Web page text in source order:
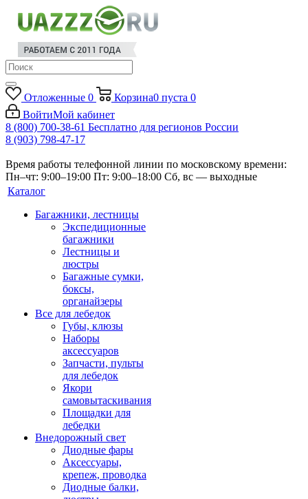
Отложенные 0 Корзина0 пуста 0
ВойтиМой кабинет
8 (800) 700-38-61 Бесплатно для регионов России
8 (903) 798-47-17
Время работы телефонной линии по московскому времени:
Пн–чт: 9:00–19:00 Пт: 9:00–18:00 Сб, вс — выходные
Каталог
Багажники, лестницы
Экспедиционные
багажники
Лестницы и
люстры
Багажные сумки,
боксы,
органайзеры
Все для лебедок
Губы, клюзы
Наборы
аксессуаров
Запчасти, пульты
для лебедок
Якори
самовытаскивания
Площадки для
лебедки
Внедорожный свет
Диодные фары
Аксессуары,
крепеж, проводка
Диодные балки,